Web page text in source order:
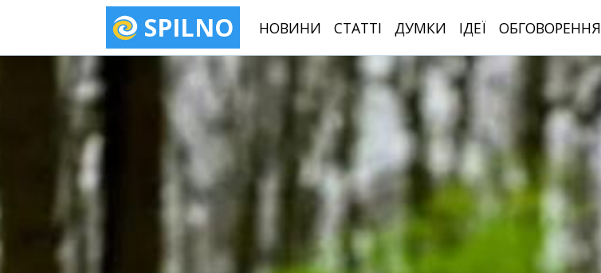
SPILNO НОВИНИ СТАТТІ ДУМКИ ІДЕЇ ОБГОВОРЕННЯ